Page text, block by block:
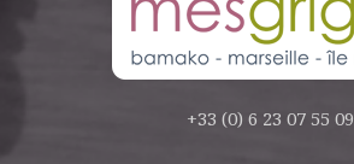
+33 (0) 6 23 07 55 09